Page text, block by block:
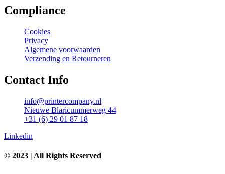
Compliance
Cookies
Privacy
Algemene voorwaarden
Verzending en Retourneren
Contact Info
info@printercompany.nl
Nieuwe Blaricummerweg 44
+31 (6) 29 01 87 18
Linkedin
© 2023 | All Rights Reserved